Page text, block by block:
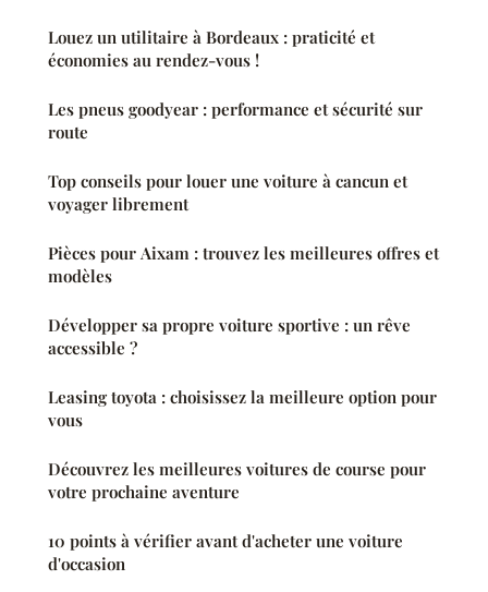
Louez un utilitaire à Bordeaux : praticité et
économies au rendez-vous !
Les pneus goodyear : performance et sécurité sur
route
Top conseils pour louer une voiture à cancun et
voyager librement
Pièces pour Aixam : trouvez les meilleures offres et
modèles
Développer sa propre voiture sportive : un rêve
accessible ?
Leasing toyota : choisissez la meilleure option pour
vous
Découvrez les meilleures voitures de course pour
votre prochaine aventure
10 points à vérifier avant d'acheter une voiture
d'occasion